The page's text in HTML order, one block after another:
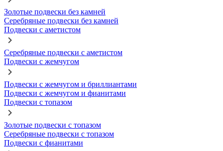
Золотые подвески без камней
Серебряные подвески без камней
Подвески с аметистом
Серебряные подвески с аметистом
Подвески с жемчугом
Подвески с жемчугом и бриллиантами
Подвески с жемчугом и фианитами
Подвески с топазом
Золотые подвески с топазом
Серебряные подвески с топазом
Подвески с фианитами